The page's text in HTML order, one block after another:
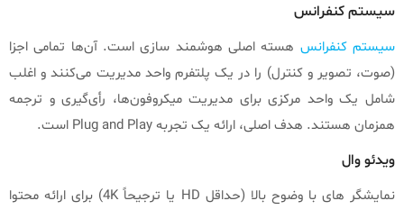
سیستم کنفرانس
سیستم‌ کنفرانس هسته اصلی هوشمند سازی است. آن‌ها تمامی اجزا
(صوت، تصویر و کنترل) را در یک پلتفرم واحد مدیریت می‌کنند و اغلب
شامل یک واحد مرکزی برای مدیریت میکروفون‌ها، رأی‌گیری و ترجمه
همزمان هستند. هدف اصلی، ارائه یک تجربه Plug and Play است.
ویدئو وال
نمایشگر های با وضوح بالا (حداقل HD یا ترجیحاً 4K) برای ارائه محتوا